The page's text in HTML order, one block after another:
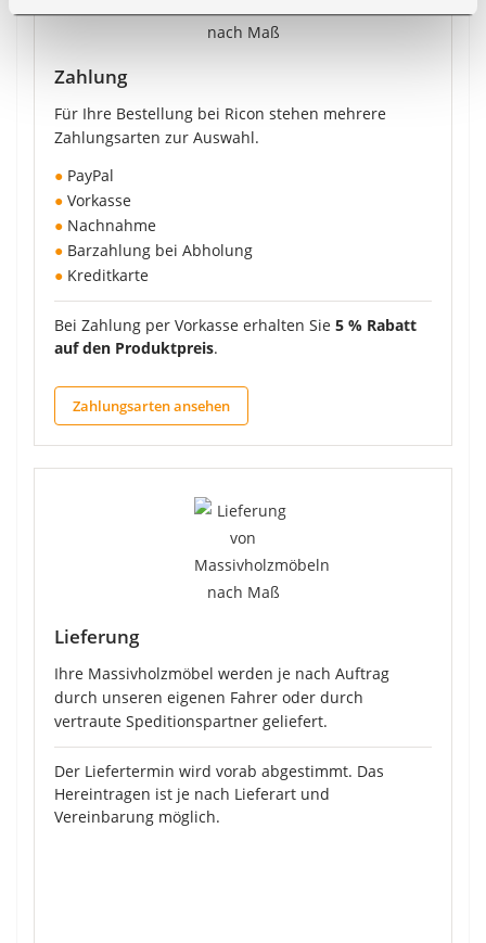
Zahlung
Für Ihre Bestellung bei Ricon stehen mehrere
Zahlungsarten zur Auswahl.
● PayPal
● Vorkasse
● Nachnahme
● Barzahlung bei Abholung
● Kreditkarte
Bei Zahlung per Vorkasse erhalten Sie 5 % Rabatt
auf den Produktpreis.
Zahlungsarten ansehen
Lieferung
Ihre Massivholzmöbel werden je nach Auftrag
durch unseren eigenen Fahrer oder durch
vertraute Speditionspartner geliefert.
Der Liefertermin wird vorab abgestimmt. Das
Hereintragen ist je nach Lieferart und
Vereinbarung möglich.